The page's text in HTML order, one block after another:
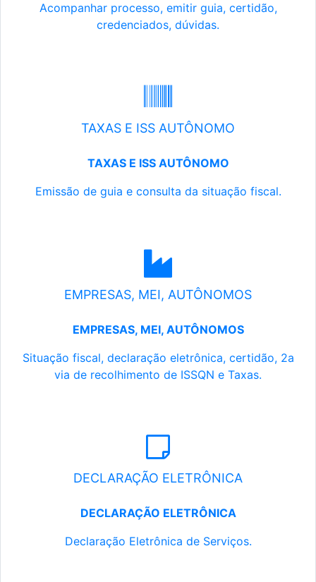
Acompanhar processo, emitir guia, certidão,
credenciados, dúvidas.
TAXAS E ISS AUTÔNOMO
TAXAS E ISS AUTÔNOMO
Emissão de guia e consulta da situação fiscal.
EMPRESAS, MEI, AUTÔNOMOS
EMPRESAS, MEI, AUTÔNOMOS
Situação fiscal, declaração eletrônica, certidão, 2a
via de recolhimento de ISSQN e Taxas.
DECLARAÇÃO ELETRÔNICA
DECLARAÇÃO ELETRÔNICA
Declaração Eletrônica de Serviços.